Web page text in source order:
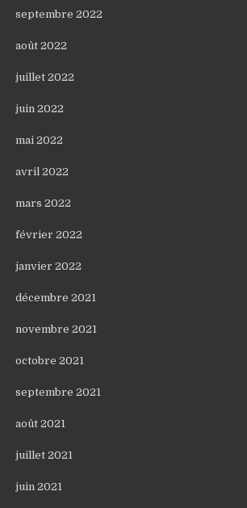
septembre 2022
août 2022
juillet 2022
juin 2022
mai 2022
avril 2022
mars 2022
février 2022
janvier 2022
décembre 2021
novembre 2021
octobre 2021
septembre 2021
août 2021
juillet 2021
juin 2021